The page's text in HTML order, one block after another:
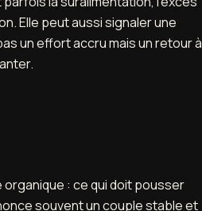
Elle peut aussi signaler une
un effort accru mais un retour à
: ce qui doit pousser
souvent un couple stable et